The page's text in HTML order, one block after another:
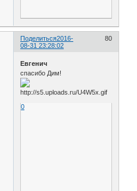
Поделиться 80
2016-
08-31 23:28:02
Евгенич
спасибо Дим!
0